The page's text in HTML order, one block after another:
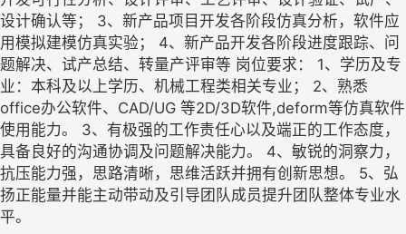
设计确认等； 3、新产品项目开发各阶段仿真分析，软件应
用模拟建模仿真实验； 4、新产品开发各阶段进度跟踪、问
题解决、试产总结、转量产评审等 岗位要求： 1、学历及专
业：本科及以上学历、机械工程类相关专业； 2、熟悉
office办公软件、CAD/UG 等2D/3D软件,deform等仿真软件
使用能力。 3、有极强的工作责任心以及端正的工作态度，
具备良好的沟通协调及问题解决能力。 4、敏锐的洞察力，
抗压能力强，思路清晰，思维活跃并拥有创新思想。 5、弘
扬正能量并能主动带动及引导团队成员提升团队整体专业水
平。